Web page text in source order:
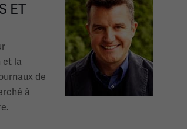
ET
et la
de
à